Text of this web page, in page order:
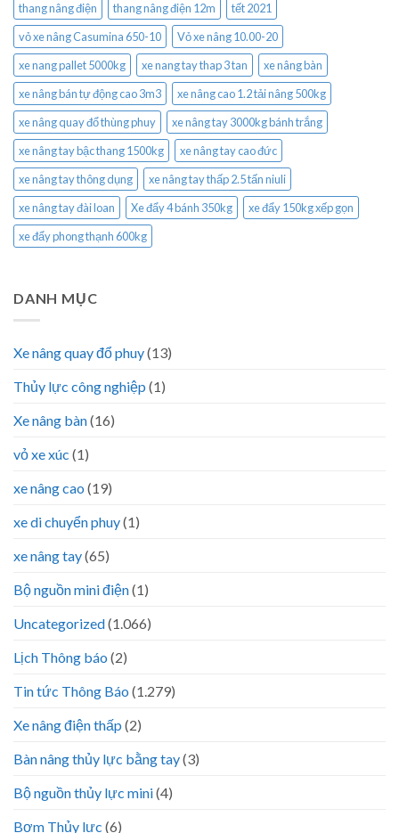
thang nâng điện
thang nâng điện 12m
tết 2021
vỏ xe nâng Casumina 650-10
Vỏ xe nâng 10.00-20
xe nang pallet 5000kg
xe nang tay thap 3 tan
xe nâng bàn
xe nâng bán tự động cao 3m3
xe nâng cao 1.2 tải nâng 500kg
xe nâng quay đổ thùng phuy
xe nâng tay 3000kg bánh trắng
xe nâng tay bậc thang 1500kg
xe nâng tay cao đức
xe nâng tay thông dụng
xe nâng tay thấp 2.5 tấn niuli
xe nâng tay đài loan
Xe đẩy 4 bánh 350kg
xe đẩy 150kg xếp gọn
xe đẩy phong thạnh 600kg
DANH MỤC
Xe nâng quay đổ phuy(13)
Thủy lực công nghiệp (1)
Xe nâng bàn(16)
vỏ xe xúc (1)
xe nâng cao (19)
xe di chuyển phuy(1)
xe nâng tay(65)
Bộ nguồn mini điện(1)
Uncategorized(1.066)
Lịch Thông báo (2)
Tin tức Thông Báo (1.279)
Xe nâng điện thấp (2)
Bàn nâng thủy lực bằng tay(3)
Bộ nguồn thủy lực mini(4)
Bơm Thủy lực (6)